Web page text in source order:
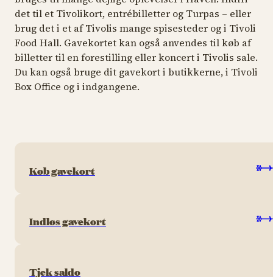
det til et Tivolikort, entrébilletter og Turpas – eller
brug det i et af Tivolis mange spisesteder og i Tivoli
Food Hall. Gavekortet kan også anvendes til køb af
billetter til en forestilling eller koncert i Tivolis sale.
Du kan også bruge dit gavekort i butikkerne, i Tivoli
Box Office og i indgangene.
Køb gavekort
Indløs gavekort
Tjek saldo